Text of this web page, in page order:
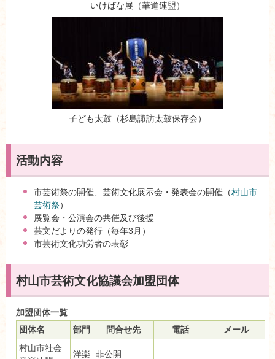
いけばな展（華道連盟）
子ども太鼓（杉島諏訪太鼓保存会）
活動内容
市芸術祭の開催、芸術文化展示会・発表会の開催（村山市
芸術祭）
展覧会・公演会の共催及び後援
芸文だよりの発行（毎年3月）
市芸術文化功労者の表彰
村山市芸術文化協議会加盟団体
加盟団体一覧
団体名 部門 問合せ先 電話
メール
村山市社会
洋楽 非公開